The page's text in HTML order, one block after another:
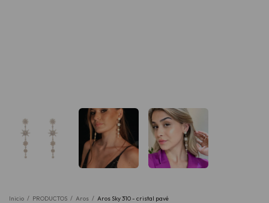
Inicio / PRODUCTOS / Aros / Aros Sky 310 - cristal pavé